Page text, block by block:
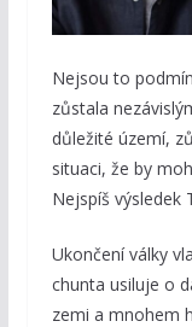
Nejsou to
zůstala
důležité území,
situaci, že by
Nejspíš výsledek
Ukončení války
chunta usiluje o
zemi a mnohem